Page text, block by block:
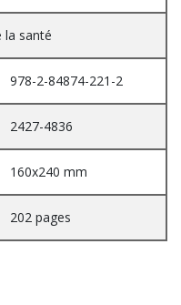
la santé
978-2-84874-221-2
2427-4836
160x240 mm
202 pages